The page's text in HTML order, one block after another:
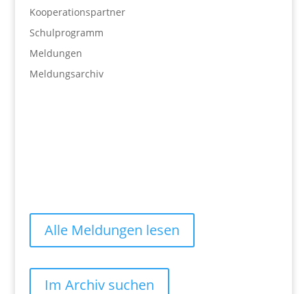
Kooperationspartner
Schulprogramm
Meldungen
Meldungsarchiv
Alle Meldungen lesen
Im Archiv suchen